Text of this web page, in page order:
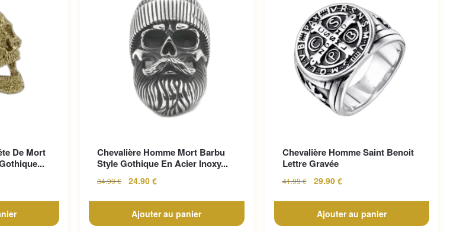
De Mort
Chevalière Homme Mort Barbu
Style Gothique En Acier Inoxy...
34.99€ 24.90 €
Ajouter au panier
Chevalière Homme Saint Benoit
Lettre Gravée
41.99€ 29.90 €
Ajouter au panier